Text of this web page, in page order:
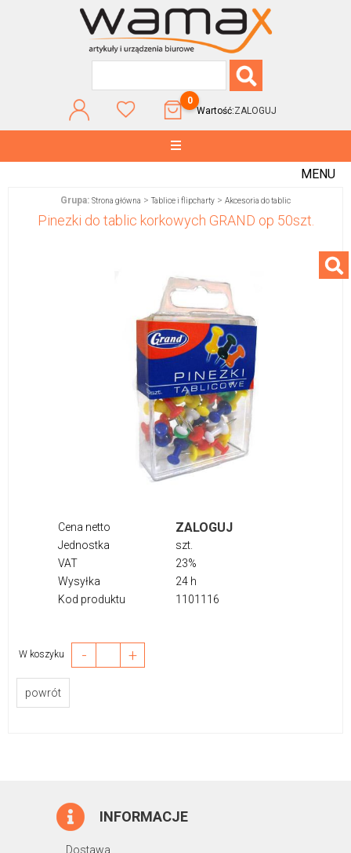
0
Wartość:ZALOGUJ
MENU
Grupa: Strona główna >Tablice i flipcharty > Akcesoria do tablic
Pinezki do tablic korkowych GRAND op 50szt.
Cena netto ZALOGUJ
Jednostka
szt.
VAT
23%
Wysyłka
24 h
Kod produktu
1101116
W koszyku - +
powrót
INFORMACJE
Dostawa